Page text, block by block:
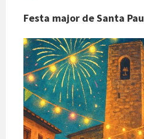
Festa major de Santa Pau